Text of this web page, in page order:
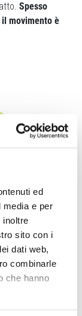
ed
media e per
inoltre
sito con i
dati web,
combinarle
che hanno
Spesso
movimento è